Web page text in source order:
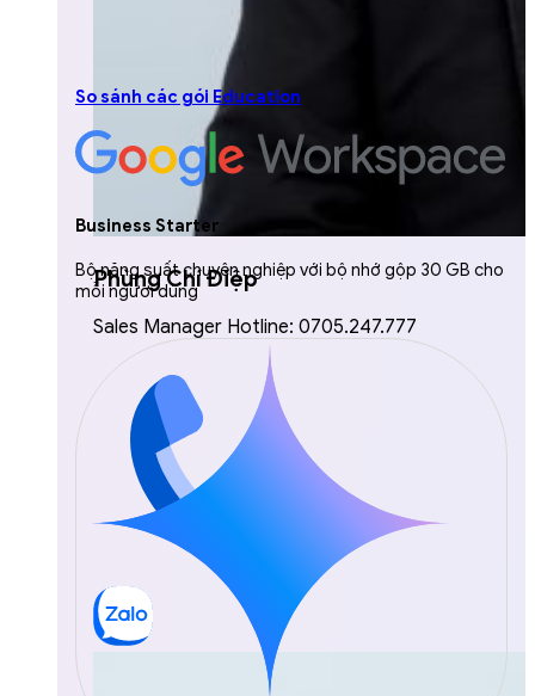
Phùng Chí Điệp
Sales Manager Hotline: 0705.247.777
So sánh các gói Education
Business Starter
Bộ năng suất chuyên nghiệp với bộ nhớ gộp 30 GB cho
mỗi người dùng